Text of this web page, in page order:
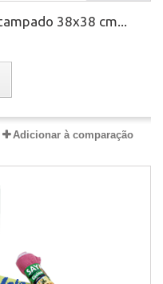
38x38 cm...
Adicionar à comparação